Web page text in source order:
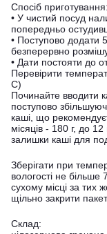
Спосіб приготування:
• У чистий посуд
попередньо
• Поступово додати
безперервно
• Дати постояти до
Перевірити
С)
Починайте вводити
поступово
каші, що
місяців - 180 г, до
залишки каші для
Зберігати при
вологості не більше
сухому місці за тих
щільно закрити
Склад: